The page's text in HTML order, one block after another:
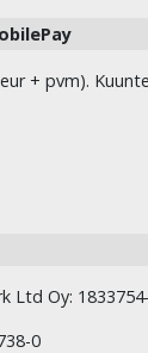
+ pvm).
Ltd Oy:
0